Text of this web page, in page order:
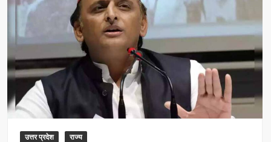
उत्तर प्रदेश राज्य